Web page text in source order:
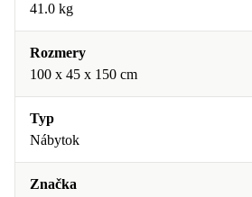
41.0 kg
Rozmery
100 x 45 x 150 cm
Typ
Nábytok
Značka